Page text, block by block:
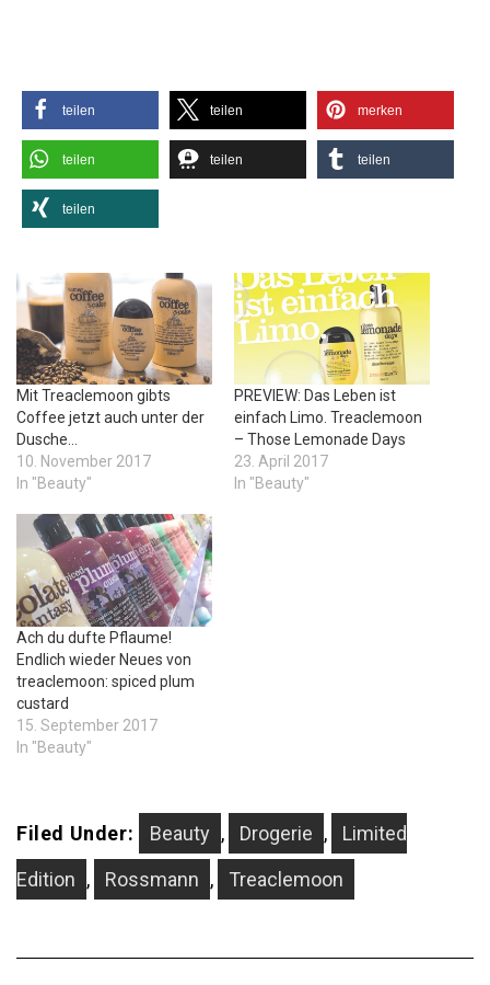
teilen teilen merken
teilen teilen teilen
teilen
Mit Treaclemoon gibts
Coffee jetzt auch unter der
Dusche…
10. November 2017
In "Beauty"
PREVIEW: Das Leben ist
einfach Limo. Treaclemoon
– Those Lemonade Days
23. April 2017
In "Beauty"
Ach du dufte Pflaume!
Endlich wieder Neues von
treaclemoon: spiced plum
custard
15. September 2017
In "Beauty"
Filed Under: Beauty , Drogerie ,
Limited
Edition , Rossmann , Treaclemoon